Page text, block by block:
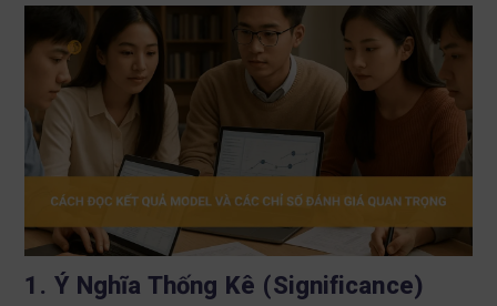
1. Ý Nghĩa Thống Kê (Significance)